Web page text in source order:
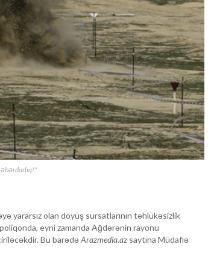
yararsız olan döyüş sursatlarının təhlükəsizlik
eyni zamanda Ağdərənin rayonu
Bu barədə Arazmedia.az saytına Müdafiə